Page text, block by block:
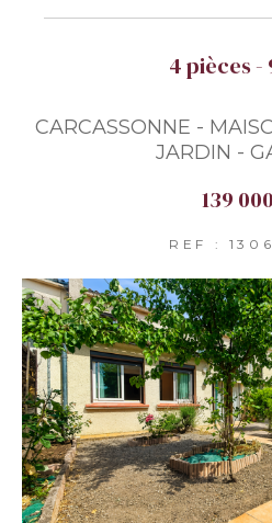
4 pièces -
CARCASSONNE -
JARDIN -
139
REF :